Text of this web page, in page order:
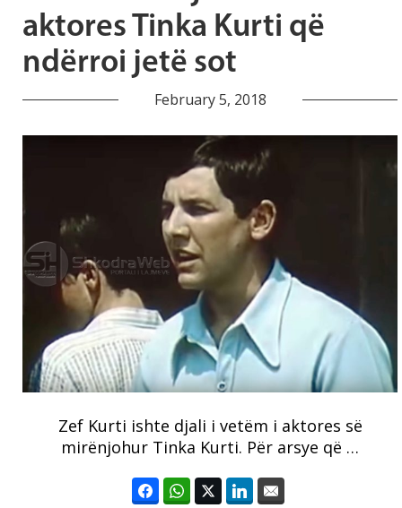
aktores Tinka Kurti që
ndërroi jetë sot
February 5, 2018
Zef Kurti ishte djali i vetëm i aktores së
mirënjohur Tinka Kurti. Për arsye që …